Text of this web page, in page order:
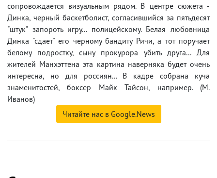
сопровождается визуальным рядом. В центре сюжета -
Динка, черный баскетболист, согласившийся за пятьдесят
"штук" запороть игру... полицейскому. Белая любовница
Динка "сдает" его черному бандиту Ричи, а тот поручает
белому подростку, сыну прокурора убить друга... Для
жителей Манхэттена эта картина наверняка будет очень
интересна, но для россиян... В кадре собрана куча
знаменитостей, боксер Майк Тайсон, например. (М.
Иванов)
Читайте нас в Google.News